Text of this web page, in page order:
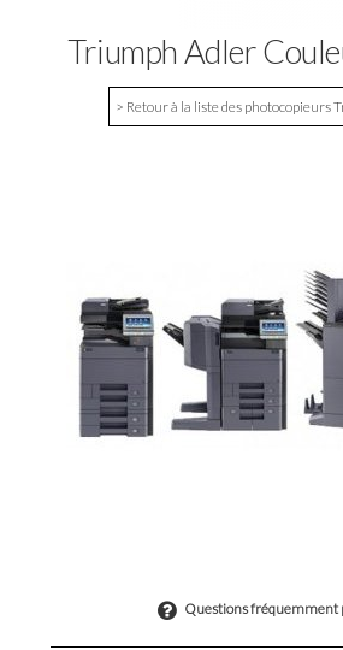
Triumph Adler
> Retour à la liste des photocopieurs
Questions fréquemment